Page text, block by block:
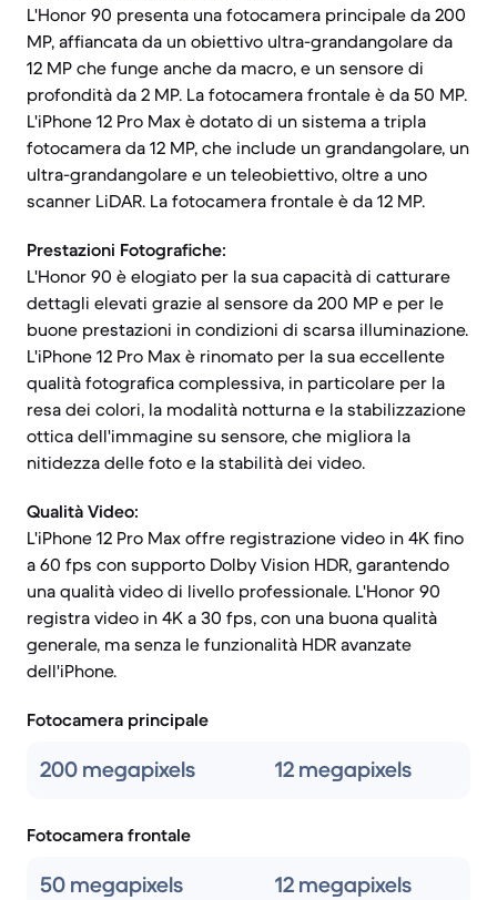
L'Honor 90 presenta una fotocamera principale da 200
MP, affiancata da un obiettivo ultra-grandangolare da
12 MP che funge anche da macro, e un sensore di
profondità da 2 MP. La fotocamera frontale è da 50 MP.
L'iPhone 12 Pro Max è dotato di un sistema a tripla
fotocamera da 12 MP, che include un grandangolare, un
ultra-grandangolare e un teleobiettivo, oltre a uno
scanner LiDAR. La fotocamera frontale è da 12 MP.
Prestazioni Fotografiche:
L'Honor 90 è elogiato per la sua capacità di catturare
dettagli elevati grazie al sensore da 200 MP e per le
buone prestazioni in condizioni di scarsa illuminazione.
L'iPhone 12 Pro Max è rinomato per la sua eccellente
qualità fotografica complessiva, in particolare per la
resa dei colori, la modalità notturna e la stabilizzazione
ottica dell'immagine su sensore, che migliora la
nitidezza delle foto e la stabilità dei video.
Qualità Video:
L'iPhone 12 Pro Max offre registrazione video in 4K fino
a 60 fps con supporto Dolby Vision HDR, garantendo
una qualità video di livello professionale. L'Honor 90
registra video in 4K a 30 fps, con una buona qualità
generale, ma senza le funzionalità HDR avanzate
dell'iPhone.
Fotocamera principale
200 megapixels 12 megapixels
Fotocamera frontale
50 megapixels 12 megapixels